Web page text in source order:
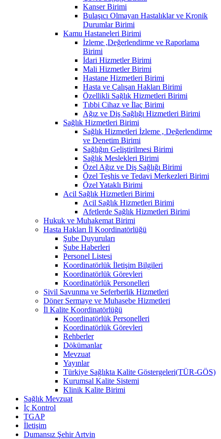
Kanser Birimi
Bulaşıcı Olmayan Hastalıklar ve Kronik
Durumlar Birimi
Kamu Hastaneleri Birimi
İzleme ,Değerlendirme ve Raporlama
Birimi
İdari Hizmetler Birimi
Mali Hizmetler Birimi
Hastane Hizmetleri Birimi
Hasta ve Çalışan Hakları Birimi
Özellikli Sağlık Hizmetleri Birimi
Tıbbi Cihaz ve İlaç Birimi
Ağız ve Diş Sağlığı Hizmetleri Birimi
Sağlık Hizmetleri Birimi
Sağlık Hizmetleri İzleme , Değerlendirme
ve Denetim Birimi
Sağlığın Geliştirilmesi Birimi
Sağlık Meslekleri Birimi
Özel Ağız ve Diş Sağlığı Birimi
Özel Teşhis ve Tedavi Merkezleri Birimi
Özel Yataklı Birimi
Acil Sağlık Hizmetleri Birimi
Acil Sağlık Hizmetleri Birimi
Afetlerde Sağlık Hizmetleri Birimi
Hukuk ve Muhakemat Birimi
Hasta Hakları İl Koordinatörlüğü
Şube Duyuruları
Şube Haberleri
Personel Listesi
Koordinatörlük İletişim Bilgileri
Koordinatörlük Görevleri
Koordinatörlük Personelleri
Sivil Savunma ve Seferberlik Hizmetleri
Döner Sermaye ve Muhasebe Hizmetleri
İl Kalite Koordinatörlüğü
Koordinatörlük Personelleri
Koordinatörlük Görevleri
Rehberler
Dökümanlar
Mevzuat
Yayınlar
Türkiye Sağlıkta Kalite Göstergeleri(TÜR-GÖS)
Kurumsal Kalite Sistemi
Klinik Kalite Birimi
Sağlık Mevzuat
İç Kontrol
TGAP
İletişim
Dumansız Şehir Artvin